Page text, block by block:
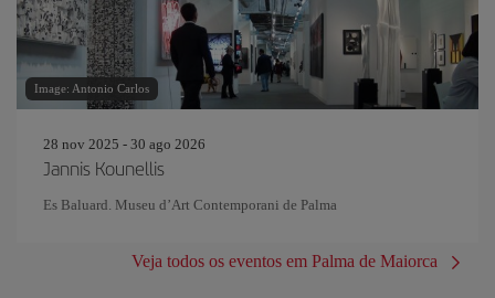
Image: Antonio Carlos
28 nov 2025 - 30 ago 2026
Jannis Kounellis
Es Baluard. Museu d’Art Contemporani de Palma
Veja todos os eventos em Palma de Maiorca